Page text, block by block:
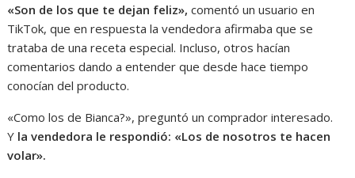
«Son de los que te dejan feliz», comentó un usuario en
TikTok, que en respuesta la vendedora afirmaba que se
trataba de una receta especial. Incluso, otros hacían
comentarios dando a entender que desde hace tiempo
conocían del producto.
«Como los de Bianca?», preguntó un comprador interesado.
Y la vendedora le respondió: «Los de nosotros te hacen
volar».